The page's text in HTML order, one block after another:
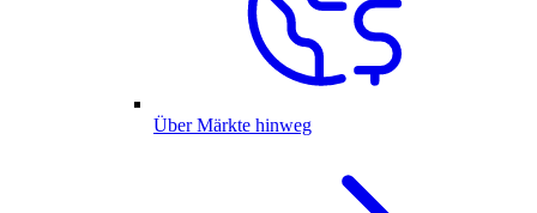
Über Märkte hinweg